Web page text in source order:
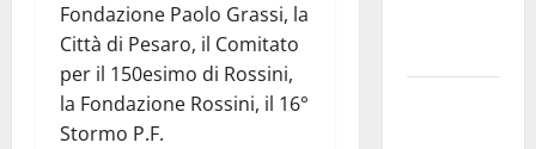
Fondazione Paolo Grassi, la
Città di Pesaro, il Comitato
per il 150esimo di Rossini,
la Fondazione Rossini, il 16°
Stormo P.F.